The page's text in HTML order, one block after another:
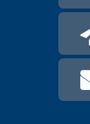
تيلقرام
mail